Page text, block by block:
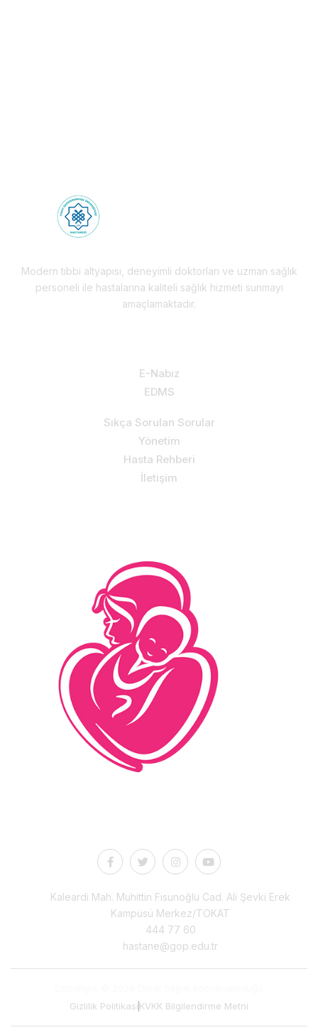
Modern tıbbi altyapısı, deneyimli doktorları ve uzman sağlık
personeli ile hastalarına kaliteli sağlık hizmeti sunmayı
amaçlamaktadır.
E-Nabız
EDMS
Sıkça Sorulan Sorular
Yönetim
Hasta Rehberi
İletişim
Kaleardi Mah. Muhittin Fisunoğlu Cad. Ali Şevki Erek
Kampüsü Merkez/TOKAT
444 77 60
hastane@gop.edu.tr
Gizlilik PolitikasıKVKK Bilgilendirme Metni